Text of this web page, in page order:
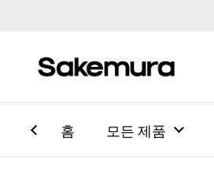
홈 모든 제품